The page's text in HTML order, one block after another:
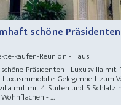
schöne
kaufen-Reunion - Haus
Präsidenten - Luxusvilla mit
Luxusimmobilie Gelegenheit zum
mit mit 4 Suiten und 5
- ...